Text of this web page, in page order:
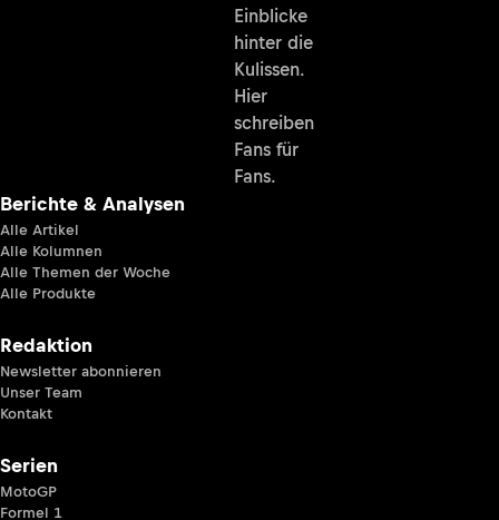
Einblicke
hinter die
Kulissen.
Hier
schreiben
Fans für
Fans.
Berichte & Analysen
Alle Artikel
Alle Kolumnen
Alle Themen der Woche
Alle Produkte
Redaktion
Newsletter abonnieren
Unser Team
Kontakt
Serien
MotoGP
Formel 1